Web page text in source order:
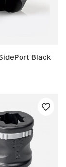
Black